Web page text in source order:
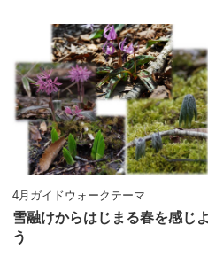
4月ガイドウォークテーマ
雪融けからはじまる春を感じよ
う